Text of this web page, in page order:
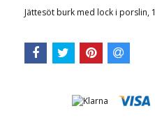
Jättesöt burk med lock i porslin,